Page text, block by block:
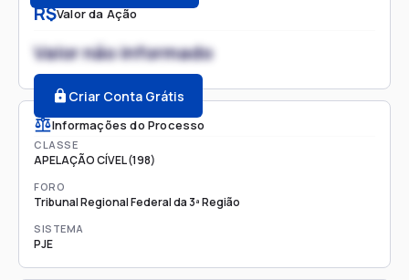
R$Valor da Ação
Valor não informado
Criar Conta Grátis
Informações do Processo
CLASSE
APELAÇÃO CÍVEL (198)
FORO
Tribunal Regional Federal da 3ª Região
SISTEMA
PJE